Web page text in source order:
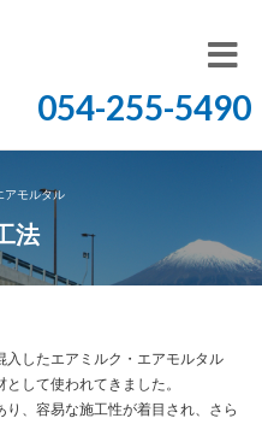
開
く
054-255-5490
アモルタル
法
したエアミルク・エアモルタル
して使われてきました。
、容易な施工性が着目され、さら